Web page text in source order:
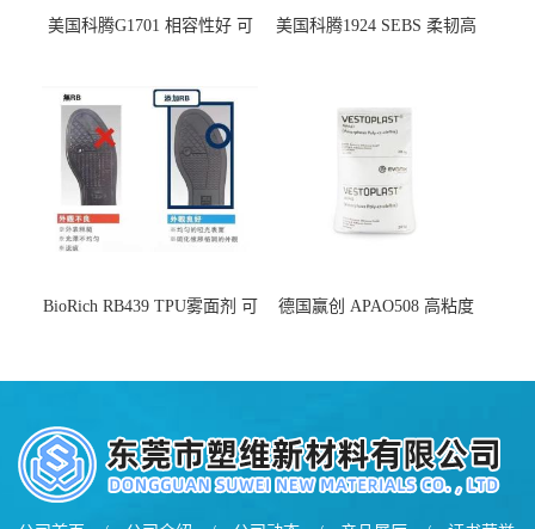
美国科腾G1701 相容性好 可
美国科腾1924 SEBS 柔韧高
BioRich RB439 TPU雾面剂 可
德国赢创 APAO508 高粘度